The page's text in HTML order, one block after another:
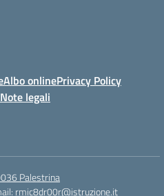
Albo onlinePrivacy Policy
Note legali
Palestrina
rmic8dr00r@istruzione.it